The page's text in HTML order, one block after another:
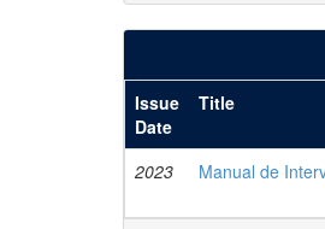
Issue
Date
Title
2023 Manual de